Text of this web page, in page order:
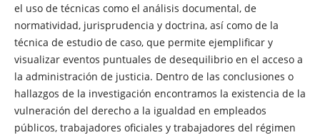
el uso de técnicas como el análisis documental, de
normatividad, jurisprudencia y doctrina, así como de la
técnica de estudio de caso, que permite ejemplificar y
visualizar eventos puntuales de desequilibrio en el acceso a
la administración de justicia. Dentro de las conclusiones o
hallazgos de la investigación encontramos la existencia de la
vulneración del derecho a la igualdad en empleados
públicos, trabajadores oficiales y trabajadores del régimen